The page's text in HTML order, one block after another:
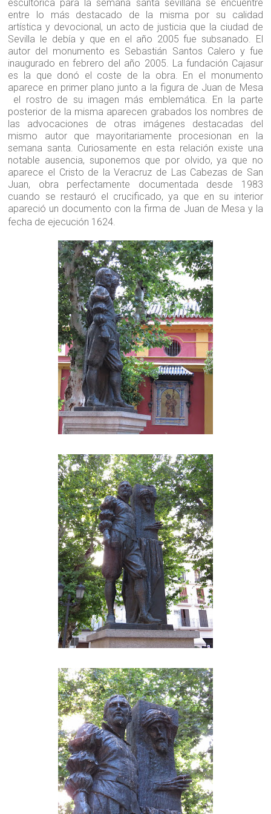
escultórica para la semana santa sevillana se encuentre
entre lo más destacado de la misma por su calidad
artística y devocional, un acto de justicia que la ciudad de
Sevilla le debía y que en el año 2005 fue subsanado. El
autor del monumento es Sebastián Santos Calero y fue
inaugurado en febrero del año 2005. La fundación Cajasur
es la que donó el coste de la obra. En el monumento
aparece en primer plano junto a la figura de Juan de Mesa
el rostro de su imagen más emblemática. En la parte
posterior de la misma aparecen grabados los nombres de
las advocaciones de otras imágenes destacadas del
mismo autor que mayoritariamente procesionan en la
semana santa. Curiosamente en esta relación existe una
notable ausencia, suponemos que por olvido, ya que no
aparece el Cristo de la Veracruz de Las Cabezas de San
Juan, obra perfectamente documentada desde 1983
cuando se restauró el crucificado, ya que en su interior
apareció un documento con la firma de Juan de Mesa y la
fecha de ejecución 1624.